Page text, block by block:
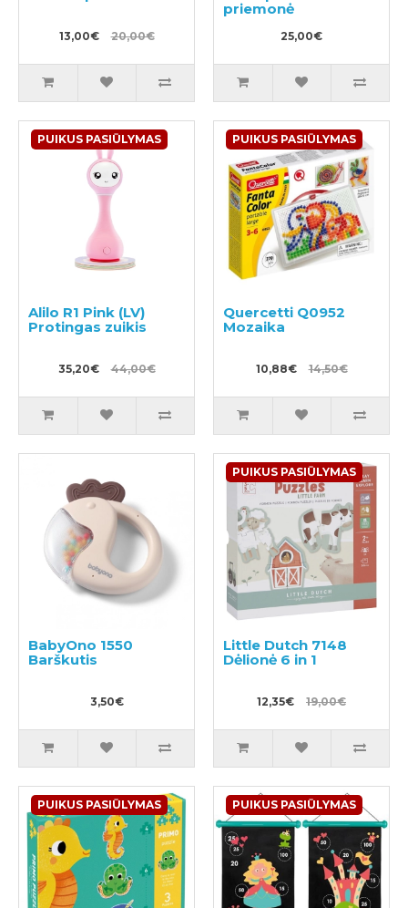
13,00€ 20,00€
priemonė
25,00€
PUIKUS PASIŪLYMAS
Alilo R1 Pink (LV)
Protingas zuikis
35,20€ 44,00€
PUIKUS PASIŪLYMAS
Quercetti Q0952
Mozaika
10,88€ 14,50€
BabyOno 1550
Barškutis
3,50€
PUIKUS PASIŪLYMAS
Little Dutch 7148
Dėlionė 6 in 1
12,35€ 19,00€
PUIKUS PASIŪLYMAS PUIKUS PASIŪLYMAS